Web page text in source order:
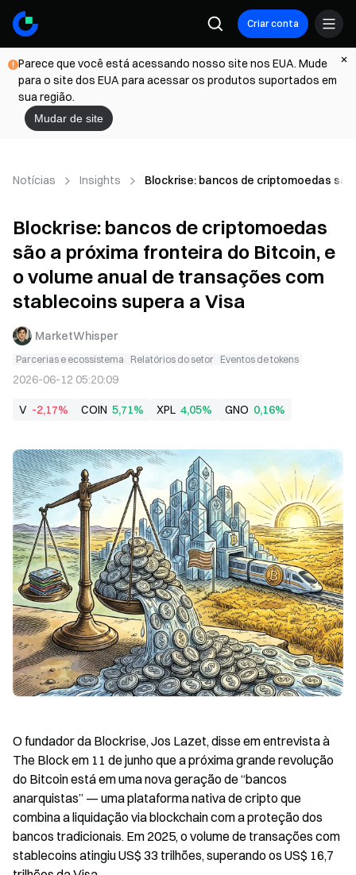
Criar conta
Parece que você está acessando nosso site nos EUA. Mude
para o site dos EUA para acessar os produtos suportados em
sua região.
Mudar de site
Notícias Insights Blockrise: bancos de criptomoedas
Blockrise: bancos de criptomoedas
são a próxima fronteira do Bitcoin, e
o volume anual de transações com
stablecoins supera a Visa
MarketWhisper
Parcerias e ecossistema Relatórios do setor Eventos de tokens
2026-06-12 05:20:09
V -2,17% COIN 5,71% XPL 4,05% GNO 0,16%
O fundador da Blockrise, Jos Lazet, disse em entrevista à
The Block em 11 de junho que a próxima grande revolução
do Bitcoin está em uma nova geração de “bancos
anarquistas” — uma plataforma nativa de cripto que
combina a liquidação via blockchain com a proteção dos
bancos tradicionais. Em 2025, o volume de transações com
stablecoins atingiu US$ 33 trilhões, superando os US$ 16,7